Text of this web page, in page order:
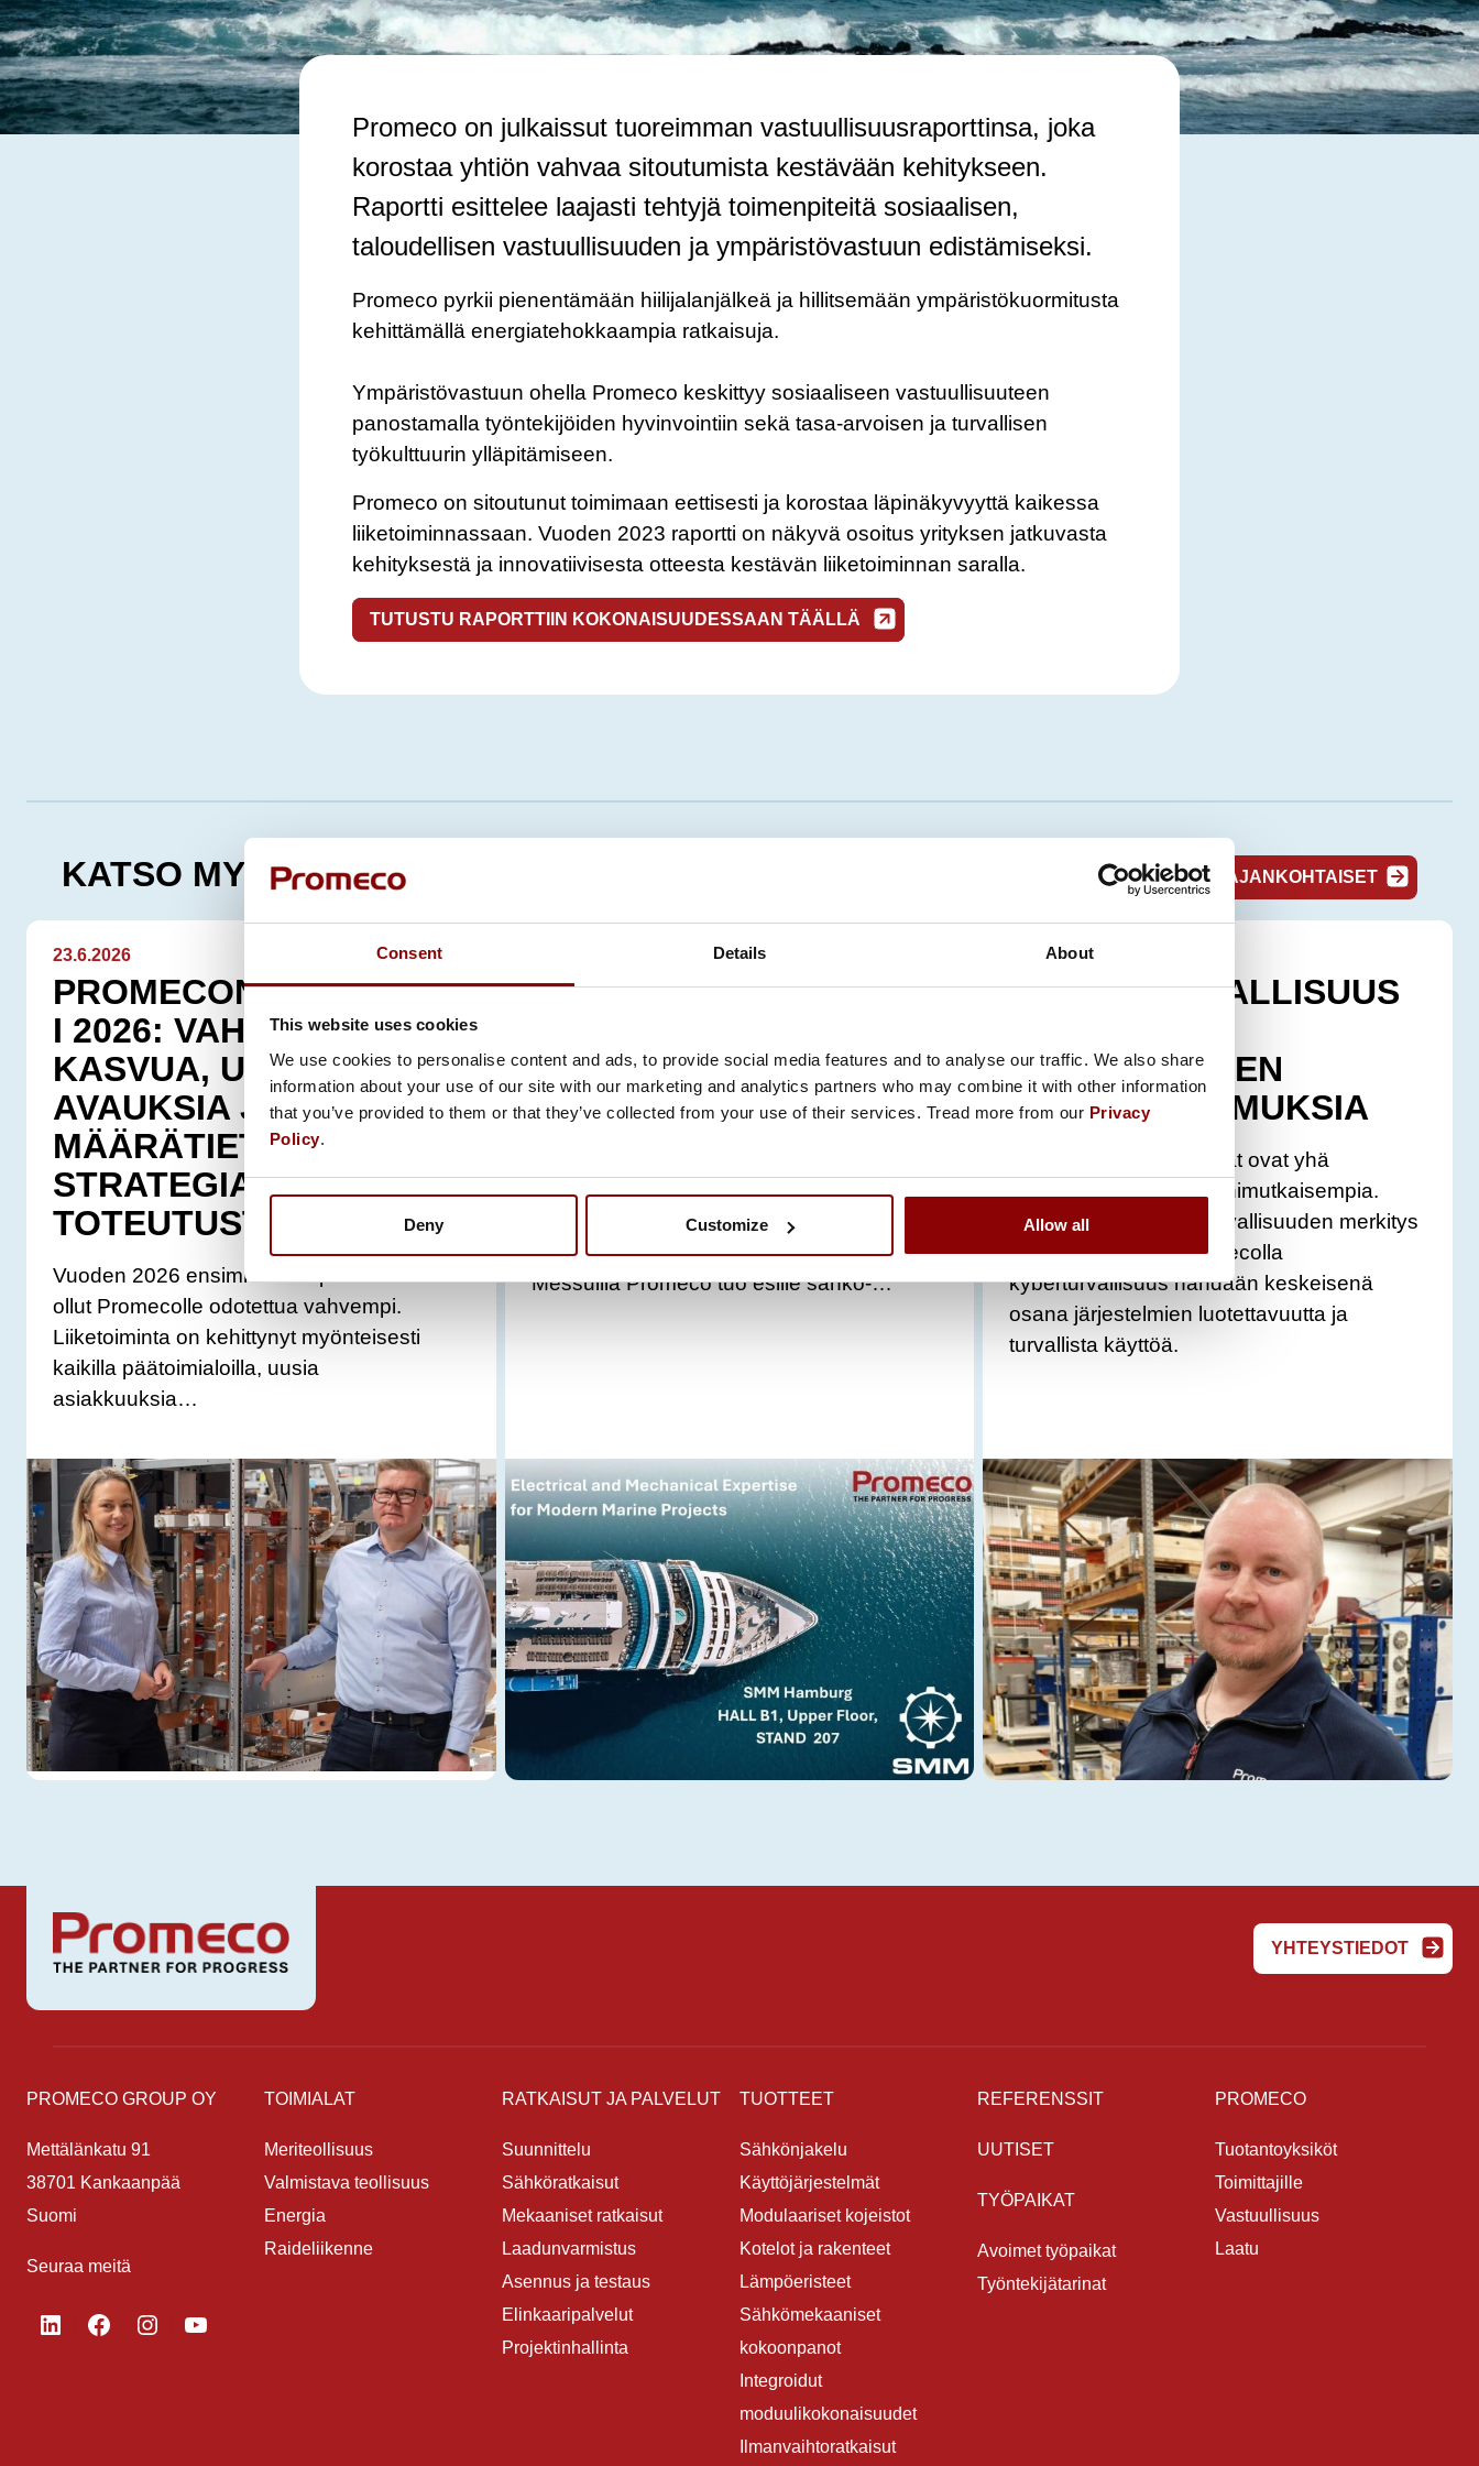
Consent Details About
This website uses cookies
We use cookies to personalise content and ads, to provide social media features and to analyse our traffic. We also share
information about your use of our site with our marketing and analytics partners who may combine it with other information
that you’ve provided to them or that they’ve collected from your use of their services. Tread more from our Privacy
Policy.
Deny Customize Allow all
Promeco on julkaissut tuoreimman vastuullisuusraporttinsa, joka
korostaa yhtiön vahvaa sitoutumista kestävään kehitykseen.
Raportti esittelee laajasti tehtyjä toimenpiteitä sosiaalisen,
taloudellisen vastuullisuuden ja ympäristövastuun edistämiseksi.
Promeco pyrkii pienentämään hiilijalanjälkeä ja hillitsemään ympäristökuormitusta
kehittämällä energiatehokkaampia ratkaisuja.
Ympäristövastuun ohella Promeco keskittyy sosiaaliseen vastuullisuuteen
panostamalla työntekijöiden hyvinvointiin sekä tasa-arvoisen ja turvallisen
työkulttuurin ylläpitämiseen.
Promeco on sitoutunut toimimaan eettisesti ja korostaa läpinäkyvyyttä kaikessa
liiketoiminnassaan. Vuoden 2023 raportti on näkyvä osoitus yrityksen jatkuvasta
kehityksestä ja innovatiivisesta otteesta kestävän liiketoiminnan saralla.
TUTUSTU RAPORTTIIN KOKONAISUUDESSAAN TÄÄLLÄ
KATSO MYÖS KAIKKI AJANKOHTAISET
23.6.2026
PROMECON ALKUVUOS
I 2026: VAHVAA
KASVUA, UUSIA
AVAUKSIA JA
MÄÄRÄTIETOISTA
STRATEGIAN
TOTEUTUSTA
Vuoden 2026 ensimmäinen puolisko on
ollut Promecolle odotettua vahvempi.
Liiketoiminta on kehittynyt myönteisesti
kaikilla päätoimialoilla, uusia
asiakkuuksia…
PROMECO OSALLISTU
-MESSUILLE OMALLA
OSASTOLLA
meriteollisuuden messutapahtumaan
SMM Hamburgiin 1.–4. syyskuuta 2026
omalla osastolla osana Suomi-paviljonkia.
Messuilla Promeco tuo esille sähkö-…
27.3.2026
KYBERTURVALLISUUS
TEOLLISUUDEN
PERUSVAATIMUKSIA
Teollisuuden järjestelmät ovat yhä
verkottuneempia ja monimutkaisempia.
Samalla myös kyberturvallisuuden merkitys
kasvaa nopeasti. Promecolla
kyberturvallisuus nähdään keskeisenä
osana järjestelmien luotettavuutta ja
turvallista käyttöä.
YHTEYSTIEDOT
PROMECO GROUP OY
Mettälänkatu 91
38701 Kankaanpää
Suomi
Seuraa meitä
LinkedInFacebook
TOIMIALAT
Meriteollisuus
Valmistava teollisuus
Energia
Raideliikenne
RATKAISUT JA PALVELUT
Suunnittelu
Sähköratkaisut
Mekaaniset ratkaisut
Laadunvarmistus
Asennus ja testaus
Elinkaaripalvelut
Projektinhallinta
TUOTTEET
Sähkönjakelu
Käyttöjärjestelmät
Modulaariset kojeistot
Kotelot ja rakenteet
Lämpöeristeet
Sähkömekaaniset
kokoonpanot
Integroidut
moduulikokonaisuudet
Ilmanvaihtoratkaisut
REFERENSSIT
UUTISET
TYÖPAIKAT
Avoimet työpaikat
Työntekijätarinat
PROMECO
Tuotantoyksiköt
Toimittajille
Vastuullisuus
Laatu